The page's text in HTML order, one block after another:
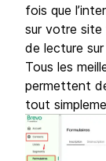
fois que
sur votre site
de lecture
Tous les
permettent
tout